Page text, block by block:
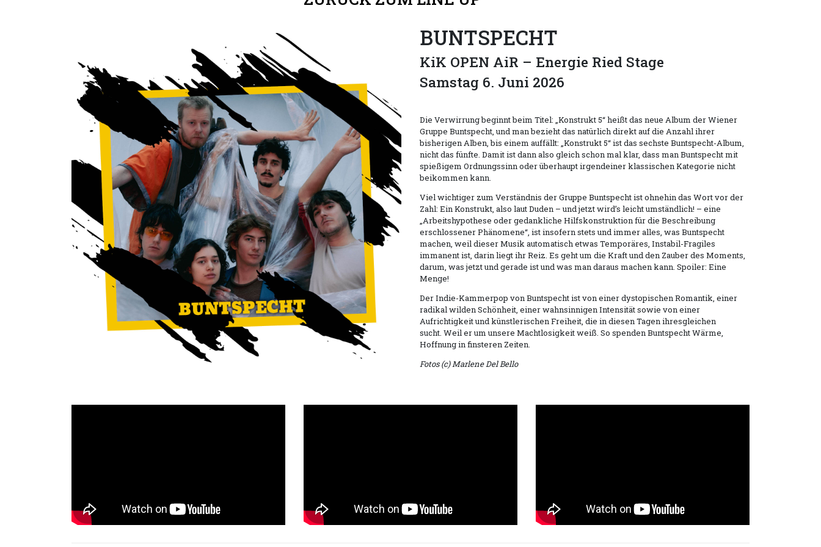
BUNTSPECHT
KiK OPEN AiR – Energie Ried Stage
Samstag 6. Juni 2026
Die Verwirrung beginnt beim Titel: „Konstrukt 5“ heißt das neue Album der Wiener
Gruppe Buntspecht, und man bezieht das natürlich direkt auf die Anzahl ihrer
bisherigen Alben, bis einem auffällt: „Konstrukt 5“ ist das sechste Buntspecht-Album,
nicht das fünfte. Damit ist dann also gleich schon mal klar, dass man Buntspecht mit
spießigem Ordnungssinn oder überhaupt irgendeiner klassischen Kategorie nicht
beikommen kann.
Viel wichtiger zum Verständnis der Gruppe Buntspecht ist ohnehin das Wort vor der
Zahl: Ein Konstrukt, also laut Duden – und jetzt wird’s leicht umständlich! – eine
„Arbeitshypothese oder gedankliche Hilfskonstruktion für die Beschreibung
erschlossener Phänomene“, ist insofern stets und immer alles, was Buntspecht
machen, weil dieser Musik automatisch etwas Temporäres, Instabil-Fragiles
immanent ist, darin liegt ihr Reiz. Es geht um die Kraft und den Zauber des Moments,
darum, was jetzt und gerade ist und was man daraus machen kann. Spoiler: Eine
Menge!
Der Indie-Kammerpop von Buntspecht ist von einer dystopischen Romantik, einer
radikal wilden Schönheit, einer wahnsinnigen Intensität sowie von einer
Aufrichtigkeit und künstlerischen Freiheit, die in diesen Tagen ihresgleichen
sucht. Weil er um unsere Machtlosigkeit weiß. So spenden Buntspecht Wärme,
Hoffnung in finsteren Zeiten.
Fotos (c) Marlene Del Bello